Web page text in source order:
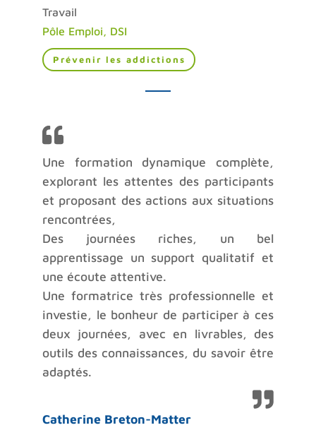
Travail
Pôle Emploi, DSI
Prévenir les addictions
Une formation dynamique complète,
explorant les attentes des participants
et proposant des actions aux situations
rencontrées,
Des journées riches, un bel
apprentissage un support qualitatif et
une écoute attentive.
Une formatrice très professionnelle et
investie, le bonheur de participer à ces
deux journées, avec en livrables, des
outils des connaissances, du savoir être
adaptés.
Catherine Breton-Matter